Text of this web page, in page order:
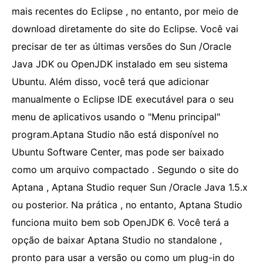
mais recentes do Eclipse , no entanto, por meio de
download diretamente do site do Eclipse. Você vai
precisar de ter as últimas versões do Sun /Oracle
Java JDK ou OpenJDK instalado em seu sistema
Ubuntu. Além disso, você terá que adicionar
manualmente o Eclipse IDE executável para o seu
menu de aplicativos usando o "Menu principal"
program.Aptana Studio não está disponível no
Ubuntu Software Center, mas pode ser baixado
como um arquivo compactado . Segundo o site do
Aptana , Aptana Studio requer Sun /Oracle Java 1.5.x
ou posterior. Na prática , no entanto, Aptana Studio
funciona muito bem sob OpenJDK 6. Você terá a
opção de baixar Aptana Studio no standalone ,
pronto para usar a versão ou como um plug-in do